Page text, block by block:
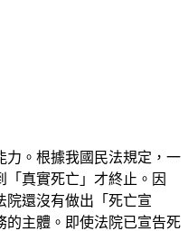
力。根據我國民法規定，一
真實死亡」才終止。因
院還沒有做出「死亡宣
的主體。即使法院已宣告死